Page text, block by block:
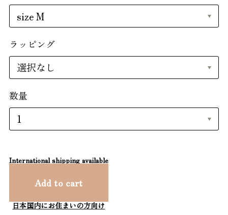
ラッピング
数量
International shipping available
Add to cart
日本国内にお住まいの方向け